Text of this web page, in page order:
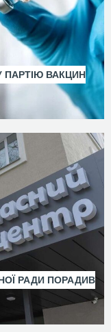
ВАКЦИН
РАДИ ПОРАДИВ